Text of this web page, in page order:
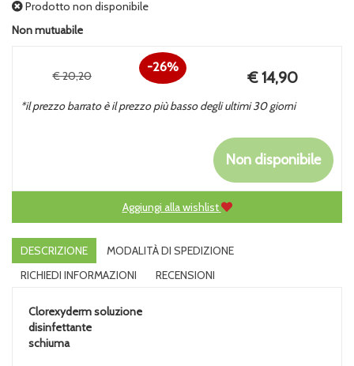
Prodotto non disponibile
Non mutuabile
Sconto
26%
€ 20,20
Prezzo
scontato
€ 14,90
*il prezzo barrato è il prezzo più basso degli ultimi 30 giorni
Non disponibile
Aggiungi alla wishlist
DESCRIZIONE
MODALITÀ DI SPEDIZIONE
RICHIEDI INFORMAZIONI
RECENSIONI
Clorexydermsoluzione
disinfettante
schiuma